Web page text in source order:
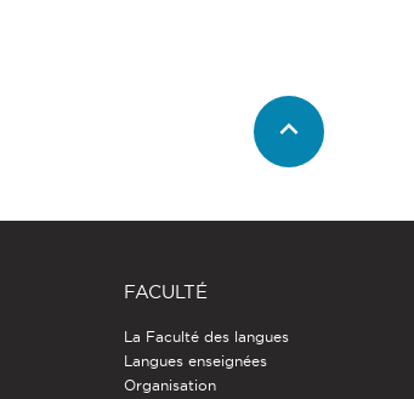
FACULTÉ
La Faculté des langues
Langues enseignées
Organisation